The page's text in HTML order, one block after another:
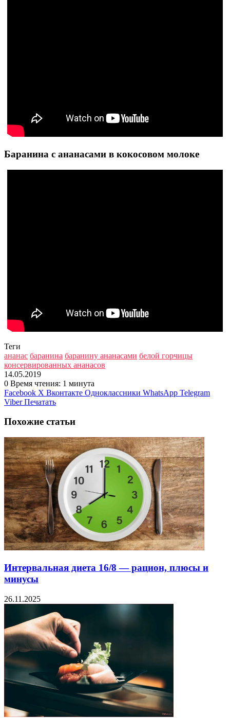
Баранина с ананасами в кокосовом молоке
Теги
ананас баранина баранину ананасами белой горчицы
консервированных ананасов
14.05.2019
0 Время чтения: 1 минута
Facebook X Вконтакте Одноклассники WhatsApp Telegram
Viber Печатать
Похожие статьи
Интервальная диета 16/8 — рацион, плюсы и
минусы
26.11.2025